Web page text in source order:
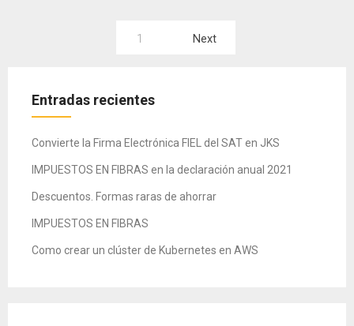
entradas
1 Next
Entradas recientes
Convierte la Firma Electrónica FIEL del SAT en JKS
IMPUESTOS EN FIBRAS en la declaración anual 2021
Descuentos. Formas raras de ahorrar
IMPUESTOS EN FIBRAS
Como crear un clúster de Kubernetes en AWS